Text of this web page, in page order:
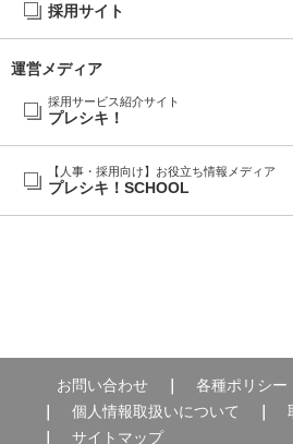
採用サイト
運営メディア
採用サービス紹介サイト
プレシキ！
【人事・採用向け】お役立ち情報メディア
プレシキ！SCHOOL
お問い合わせ
各種ポリシー
個人情報取扱いについて
サイトマップ